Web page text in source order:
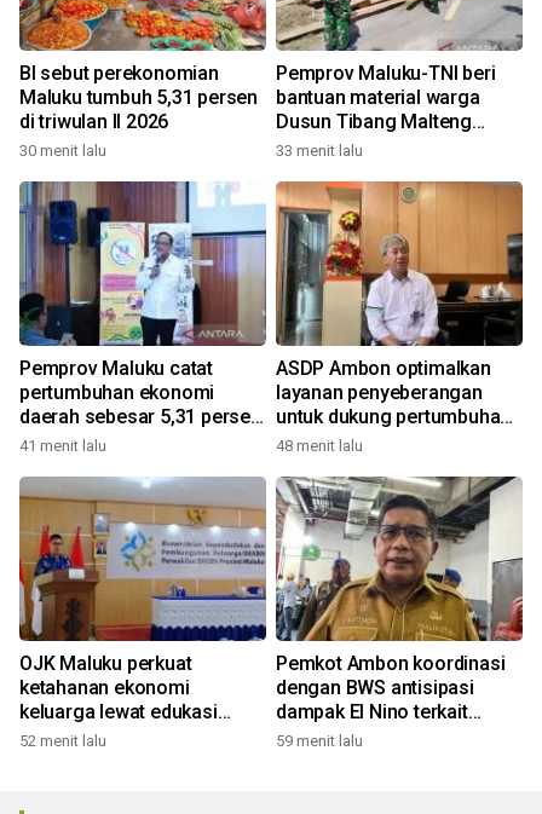
BI sebut perekonomian
Maluku tumbuh 5,31 persen
di triwulan II 2026
30 menit lalu
Pemprov Maluku-TNI beri
bantuan material warga
Dusun Tibang Malteng
percepat rehabilitasi
33 menit lalu
Pemprov Maluku catat
pertumbuhan ekonomi
daerah sebesar 5,31 persen
yoy triwulan II 2026
41 menit lalu
ASDP Ambon optimalkan
layanan penyeberangan
untuk dukung pertumbuhan
ekonomi dan pariwisata
48 menit lalu
OJK Maluku perkuat
ketahanan ekonomi
keluarga lewat edukasi
literasi keuangan bagi
52 menit lalu
Pemkot Ambon koordinasi
dengan BWS antisipasi
dampak El Nino terkait
masalah air bersih
59 menit lalu